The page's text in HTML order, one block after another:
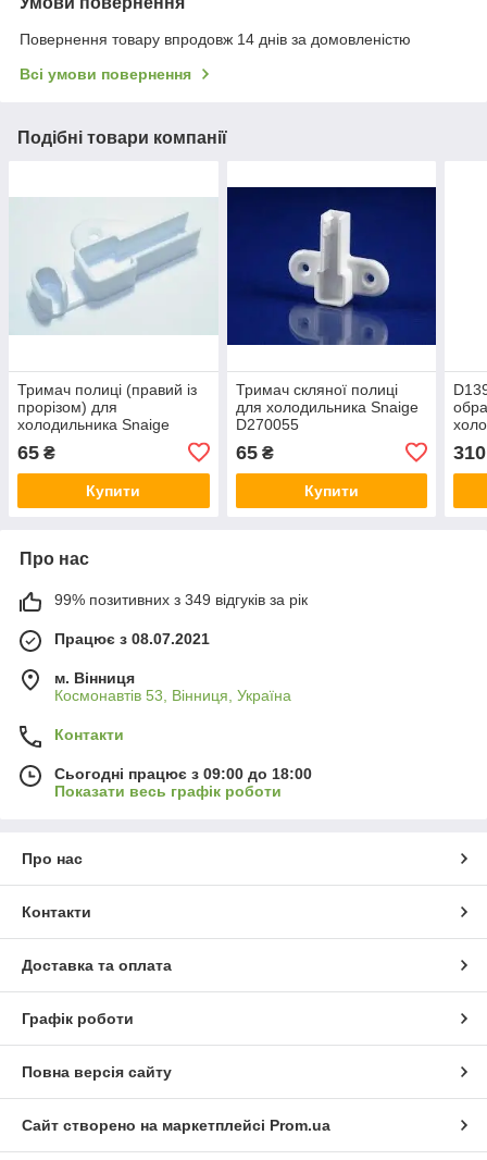
Повернення товару впродовж 14 днів за домовленістю
Всі умови повернення
Подібні товари компанії
Тримач полиці (правий із
прорізом) для
холодильника Snaige
65 ₴
Купити
Тримач скляної полиці
для холодильника Snaige
D270055
65₴
Купити
310
Про нас
99% позитивних з 349 відгуків за рік
Працює з 08.07.2021
м. Вінниця
Космонавтів 53, Вінниця, Україна
Контакти
Сьогодні працює з 09:00 до 18:00
Показати весь графік роботи
Про нас
Контакти
Доставка та оплата
Графік роботи
Повна версія сайту
Сайт створено на маркетплейсі Prom.ua